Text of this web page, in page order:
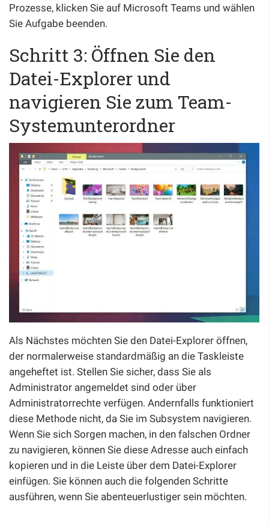
Prozesse, klicken Sie auf Microsoft Teams und wählen
Sie Aufgabe beenden.
Schritt 3: Öffnen Sie den
Datei-Explorer und
navigieren Sie zum Team-
Systemunterordner
Als Nächstes möchten Sie den Datei-Explorer öffnen,
der normalerweise standardmäßig an die Taskleiste
angeheftet ist. Stellen Sie sicher, dass Sie als
Administrator angemeldet sind oder über
Administratorrechte verfügen. Andernfalls funktioniert
diese Methode nicht, da Sie im Subsystem navigieren.
Wenn Sie sich Sorgen machen, in den falschen Ordner
zu navigieren, können Sie diese Adresse auch einfach
kopieren und in die Leiste über dem Datei-Explorer
einfügen. Sie können auch die folgenden Schritte
ausführen, wenn Sie abenteuerlustiger sein möchten.